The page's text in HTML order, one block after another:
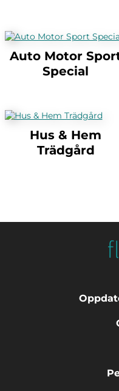
Auto Motor
Special
Hus & Hem
Trädgård